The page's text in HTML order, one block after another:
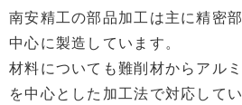
南安精工の部品加工は主に精密
中心に製造しています。
材料についても難削材からアル
を中心とした加工法で対応してい